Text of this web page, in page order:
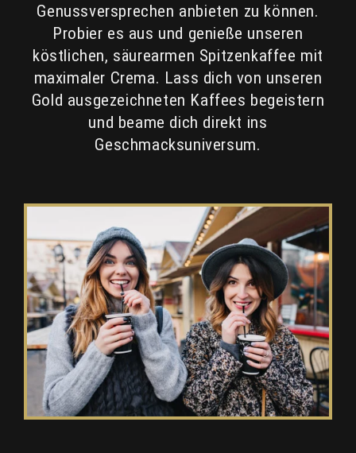
Genussversprechen anbieten zu können.
Probier es aus und genieße unseren
köstlichen, säurearmen Spitzenkaffee mit
maximaler Crema. Lass dich von unseren
Gold ausgezeichneten Kaffees begeistern
und beame dich direkt ins
Geschmacksuniversum.